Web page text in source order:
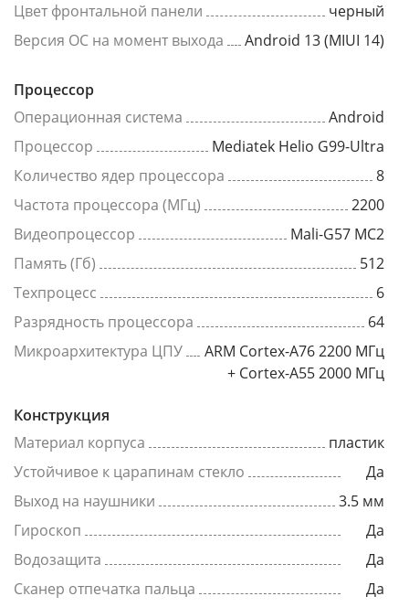
Цвет фронтальной панели
черный
Версия ОС на момент выхода
Android 13 (MIUI 14)
Процессор
Операционная система
Android
Процессор
Mediatek Helio G99-Ultra
Количество ядер процессора
8
Частота процессора (МГц)
2200
Видеопроцессор
Mali-G57 MC2
Память (Гб)
512
Техпроцесс
6
Разрядность процессора
64
Микроархитектура ЦПУ
ARM Cortex-A76 2200 МГц
+ Cortex-A55 2000 МГц
Конструкция
Материал корпуса
пластик
Устойчивое к царапинам стекло
Да
Выход на наушники
3.5 мм
Гироскоп
Да
Водозащита
Да
Сканер отпечатка пальца
Да